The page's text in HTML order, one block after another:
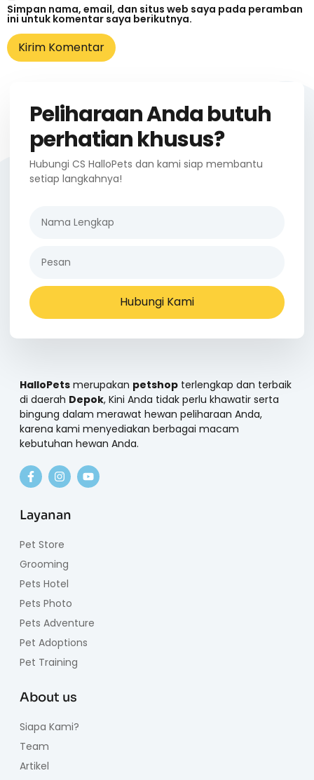
Simpan nama, email, dan situs web saya pada peramban
ini untuk komentar saya berikutnya.
Peliharaan Anda butuh
perhatian khusus?
Hubungi CS HalloPets dan kami siap membantu
setiap langkahnya!
Hubungi Kami
HalloPets merupakan petshop terlengkap dan terbaik
di daerah Depok, Kini Anda tidak perlu khawatir serta
bingung dalam merawat hewan peliharaan Anda,
karena kami menyediakan berbagai macam
kebutuhan hewan Anda.
Layanan
Pet Store
Grooming
Pets Hotel
Pets Photo
Pets Adventure
Pet Adoptions
Pet Training
About us
Siapa Kami?
Team
Artikel